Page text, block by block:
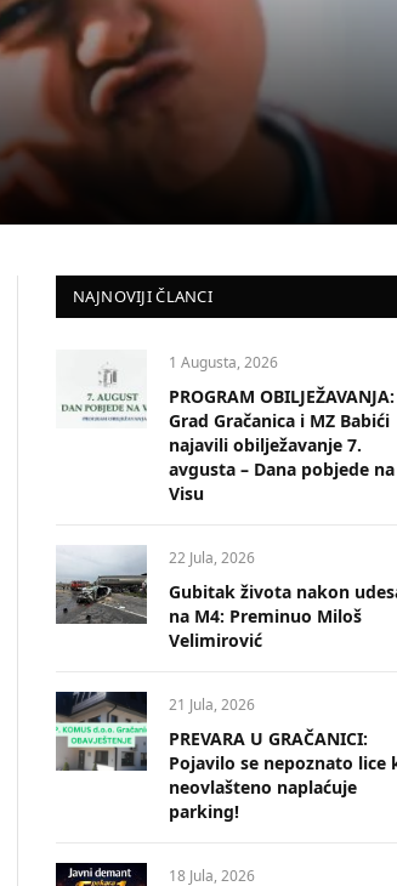
NAJNOVIJI ČLANCI
1 Augusta, 2026
PROGRAM OBILJEŽAVANJA:
Grad Gračanica i MZ Babići
najavili obilježavanje 7.
avgusta – Dana pobjede na
Visu
22 Jula, 2026
Gubitak života nakon
na M4: Preminuo Miloš
Velimirović
21 Jula, 2026
PREVARA U GRAČANICI:
Pojavilo se nepoznato lice
neovlašteno naplaćuje
parking!
18 Jula, 2026